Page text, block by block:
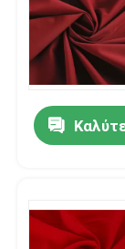
Νάυλον
Υφαμένο
Υφαμένο
Το νάυλον